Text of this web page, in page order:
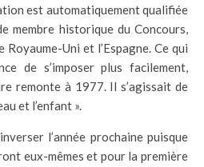
est automatiquement qualifiée
membre historique du Concours,
Royaume-Uni et l’Espagne. Ce qui
de s’imposer plus facilement,
remonte à 1977. Il s’agissait de
et l’enfant ».
l’année prochaine puisque
eux-mêmes et pour la première